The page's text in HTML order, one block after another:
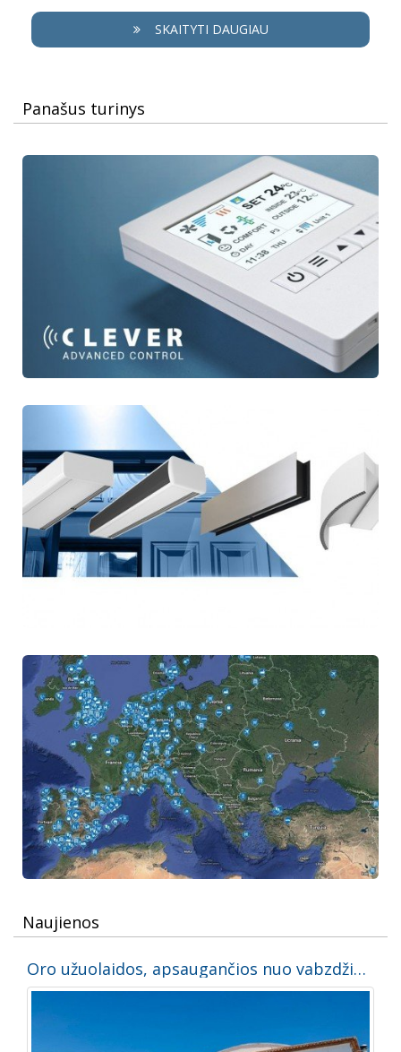
SKAITYTI DAUGIAU
Panašus turinys
Naujienos
Oro užuolaidos, apsaugančios nuo vabzdžių.Medaus gamintojo atvejo analizė